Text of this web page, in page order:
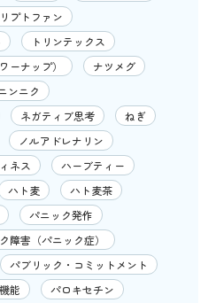
リプトファン
トリンテックス
ーナップ）
ナツメグ
ンニク
ネガティブ思考
ねぎ
ノルアドレナリン
ネス
ハーブティー
ハト麦
ハト麦茶
パニック発作
障害（パニック症）
パブリック・コミットメント
能
パロキセチン